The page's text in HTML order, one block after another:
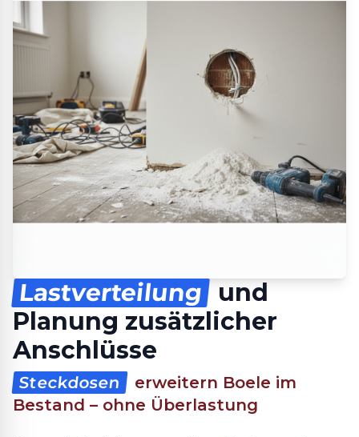
Lastverteilung
und
Planung zusätzlicher
Anschlüsse
Steckdosen
erweitern Boele im
Bestand – ohne Überlastung